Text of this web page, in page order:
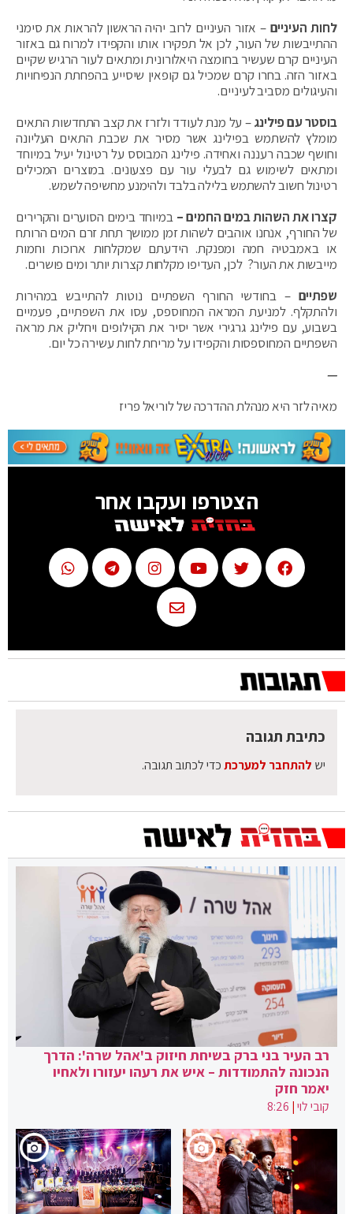
לחות העיניים – אזור העיניים לרוב יהיה הראשון להראות את סימני
ההתייבשות של העור, לכן אל תפקירו אותו והקפידו למרוח גם באזור
העיניים קרם שעשיר בחומצה היאלורונית ומתאים לעור הרגיש שקיים
באזור הזה. בחרו קרם שמכיל גם קופאין שיסייע בהפחתת הנפיחויות
והעיגולים מסביב לעיניים.
בוסטר עם פילינג– על מנת לעודד ולזרז את קצב התחדשות התאים
מומלץ להשתמש בפילינג אשר מסיר את שכבת התאים העליונה
וחושף שכבה רעננה ואחידה. פילינג המבוסס על רטינול יעיל במיוחד
ומתאים לשימוש גם לבעלי עור עם פצעונים. במוצרים המכילים
רטינול חשוב להשתמש בלילה בלבד ולהימנע מחשיפה לשמש.
קצרו את השהות במים החמים – במיוחד בימים הסוערים והקרירים
של החורף, אנחנו אוהבים לשהות זמן ממושך תחת זרם המים הרותח
או באמבטיה חמה ומפנקת. הידעתם שמקלחות ארוכות וחמות
מייבשות את העור? לכן, העדיפו מקלחות קצרות יותר ומים פושרים.
שפתיים – בחודשי החורף השפתיים נוטות להתייבש במהירות
ולהתקלף. למניעת המראה המחוספס, עסו את השפתיים, פעמיים
בשבוע, עם פילינג גרגירי אשר יסיר את הקילופים ויחליק את מראה
השפתיים המחוספסות והקפידו על מריחת לחות עשירה כל יום.
—
מאיה לזר היא מנהלת ההדרכה של לוריאל פריז
הצטרפו ועקבו אחר
כתיבת תגובה
יש להתחבר למערכתכדי לכתוב תגובה.
רב העיר בני ברק בשיחת חיזוק ב'אהל שרה': הדרך
הנכונה להתמודדות – איש את רעהו יעזורו ולאחיו
יאמר חזק
קובי לוי|
8:26